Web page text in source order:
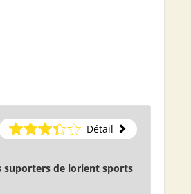
Détail
suporters de lorient sports